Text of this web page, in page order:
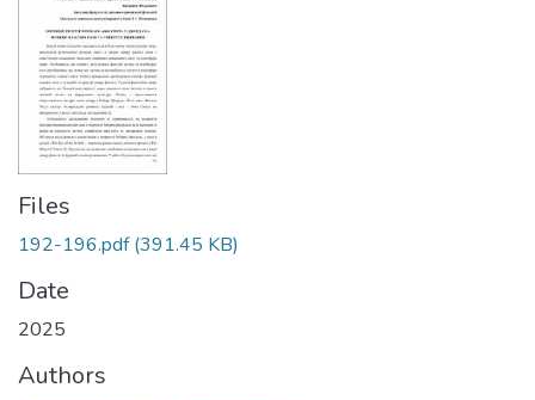
Files
192-196.pdf(391.45 KB)
Date
2025
Authors